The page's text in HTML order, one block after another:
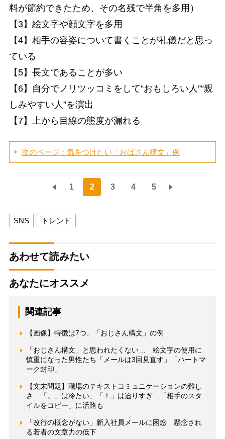
料が節約できたため、その名残で半角を多用）
【3】絵文字や顔文字を多用
【4】相手の容姿について書くことが礼儀だと思っ
ている
【5】長文であることが多い
【6】自分でノリツッコミをして“おもしろい人”“親
しみやすい人”を演出
【7】上から目線の態度が漏れる
次のページ：気をつけたい「おばさん構文」例
1 2 3 4 5
SNS トレンド
あわせて読みたい
あなたにオススメ
関連記事
【画像】特徴は7つ、「おじさん構文」の例
「おじさん構文」と思われたくない… 絵文字の使用に
慎重になった男性たち「メールは3回見直す」「ハートマ
ーク封印」
【文末問題】職場のテキストコミュニケーションの難し
さ 「。」は冷たい、「！」は迫りすぎ…「相手のスタ
イルをコピー」に活路も
「改行の概念がない」新入社員メールに困惑 懸念され
る若者の文章力の低下